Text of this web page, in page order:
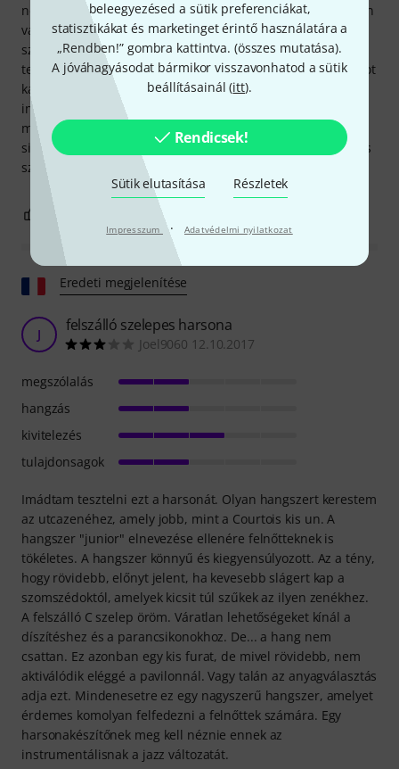
beleegyezésed a sütik preferenciákat,
statisztikákat és marketinget érintő használatára a
„Rendben!” gombra kattintva. (összes mutatása).
A jóváhagyásodat bármikor visszavonhatod a sütik
beállításainál (itt).
Rendicsek!
Sütik elutasítása Részletek
Impresszum · Adatvédelmi nyilatkozat
nem jelent problémát. A minőséget tekintve: a lakk rendben
van, amennyire három hónap után meg lehet állapítani; a
szán kissé karcos, és rendszeres kenést igényel. Az árat
tekintve ezt elfogadhatónak találom (de csak három csillagot
kap). A harsonának meglehetősen keskeny a furata, jó az
intonációja, szép és fényes a hangja, és semmivel sem
marad el a többi kezdő hangszertől. Számunkra a vásárlás
sikeres volt, mert a fiunk még az első néhány hónap után is
szinte minden nap élvezi a hangszeren való játékot.
JELENTEM!
Eredeti megjelenítése
J felszálló szelepes harsona
Joel9060 12.10.2017
Imádtam tesztelni ezt a harsonát. Olyan hangszert kerestem
az utcazenéhez, amely jobb, mint a Courtois kis un. A
hangszer "junior" elnevezése ellenére felnőtteknek is
tökéletes. A hangszer könnyű és kiegyensúlyozott. Az a tény,
hogy rövidebb, előnyt jelent, ha kevesebb slágert kap a
szomszédoktól, amelyek kicsit túl szűkek az ilyen zenékhez.
A felszálló C szelep öröm. Váratlan lehetőségeket kínál a
díszítéshez és a parancsikonokhoz. De... a hang nem
csattan. Ez azonban egy kis furat, de mivel rövidebb, nem
aktiválódik eléggé a pavilonnál. Vagy talán az anyagválasztás
adja ezt. Mindenesetre ez egy nagyszerű hangszer, amelyet
érdemes komolyan felfedezni a felnőttek számára. Egy
harsonakészítőnek meg kell néznie ennek az
instrumentálisnak a jazz változatát.
megszólalás
hangzás
kivitelezés
tulajdonsagok